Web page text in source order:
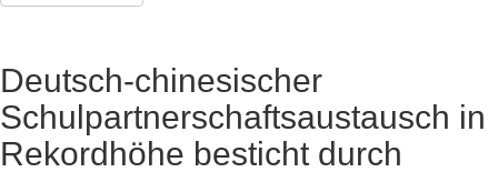
Deutsch-chinesischer
Schulpartnerschaftsaustausch in
Rekordhöhe besticht durch